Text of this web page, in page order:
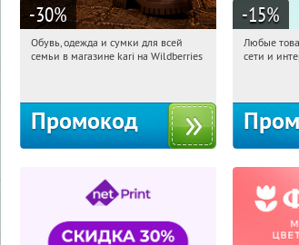
-30%
10:11:57 Получили:
Обувь, одежда и сумки для всей
семьи в магазине kari на Wildberries
Промокод
-15%
Любые
сети и